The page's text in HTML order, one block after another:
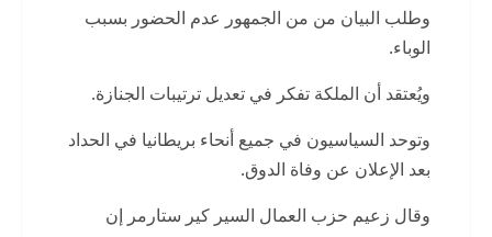
وطلب البيان من من الجمهور عدم الحضور بسبب
الوباء.
ويُعتقد أن الملكة تفكر في تعديل ترتيبات الجنازة.
وتوحد السياسيون في جميع أنحاء بريطانيا في الحداد
بعد الإعلان عن وفاة الدوق.
وقال زعيم حزب العمال السير كير ستارمر إن